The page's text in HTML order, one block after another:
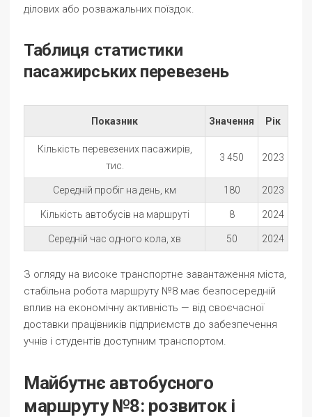
ділових або розважальних поїздок.
Таблиця статистики
пасажирських перевезень
Показник Значення Рік
Кількість перевезених пасажирів,
тис.
3 450 2023
Середній пробіг на день, км 180 2023
Кількість автобусів на маршруті 8 2024
Середній час одного кола, хв 50 2024
З огляду на високе транспортне завантаження міста,
стабільна робота маршруту №8 має безпосередній
вплив на економічну активність — від своєчасної
доставки працівників підприємств до забезпечення
учнів і студентів доступним транспортом.
Майбутнє автобусного
маршруту №8: розвиток і